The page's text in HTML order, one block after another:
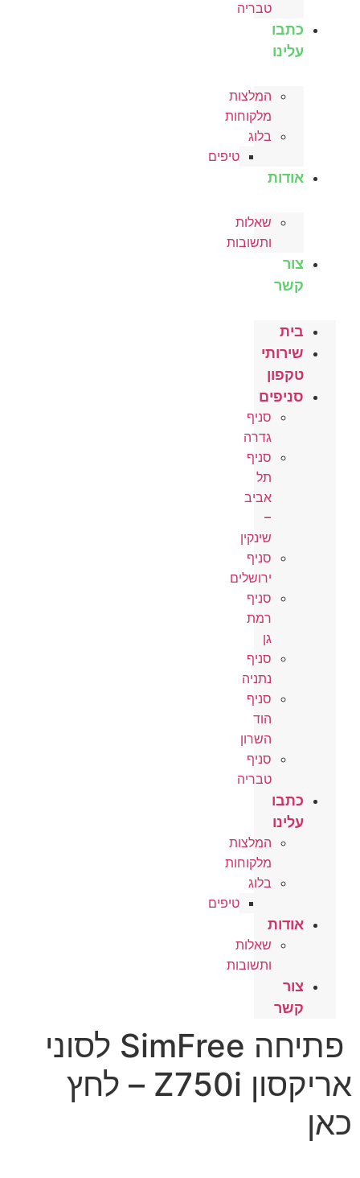
טבריה
כתבו
עלינו
המלצות
מלקוחות
בלוג
טיפים
אודות
שאלות
ותשובות
צור
קשר
בית
שירותי
טקפון
סניפים
סניף
גדרה
סניף
תל
אביב
–
שינקין
סניף
ירושלים
סניף
רמת
גן
סניף
נתניה
סניף
הוד
השרון
סניף
טבריה
כתבו
עלינו
המלצות
מלקוחות
בלוג
טיפים
אודות
שאלות
ותשובות
צור
קשר
פתיחה SimFree לסוני
אריקסון Z750i – לחץ
כאן